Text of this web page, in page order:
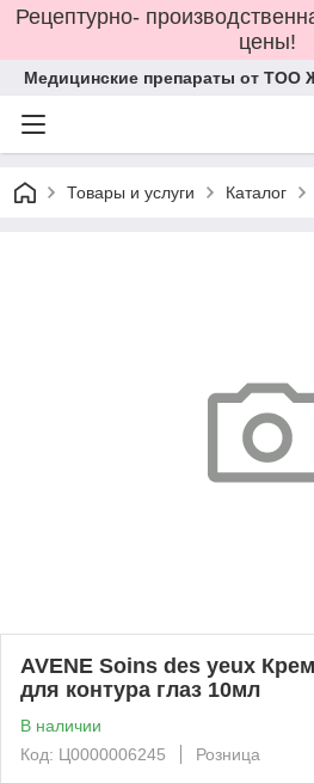
Рецептурно-
цены!
Медицинские препараты от ТОО
Товары и услуги Каталог
AVENE Soins des yeux
для контура глаз 10мл
В наличии
Код: Ц0000006245
Розница